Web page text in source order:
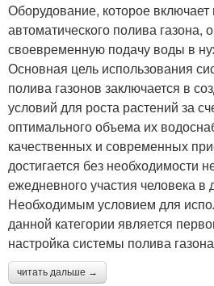
Оборудование, которое включает
автоматического полива газона,
своевременную подачу воды в
Основная цель использования
полива газонов заключается в
условий для роста растений за
оптимального объема их
качественных и современных
достигается без необходимости
ежедневного участия человека в
Необходимым условием для
данной категории является
настройка системы полива
читать дальше →